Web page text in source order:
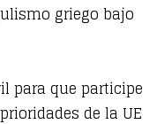
griego bajo
para que participe
de la UE